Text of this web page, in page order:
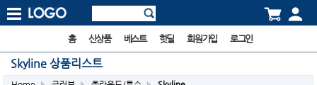
홈 신상품 베스트 핫딜 회원가입 로그인
Skyline 상품리스트